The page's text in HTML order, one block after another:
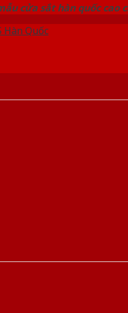
cửa sắt hàn quốc cao
Hàn Quốc